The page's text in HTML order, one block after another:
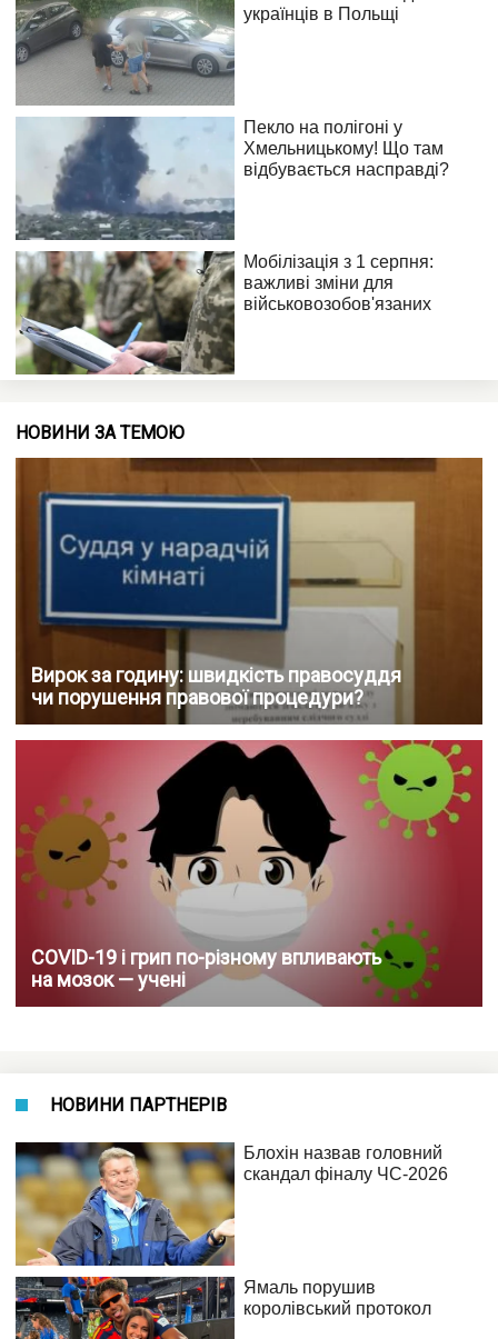
НОВИНИ ЗА ТЕМОЮ
Вирок за годину: швидкість правосуддя
чи порушення правової процедури?
COVID-19 і грип по-різному впливають
на мозок — учені
НОВИНИ ПАРТНЕРІВ